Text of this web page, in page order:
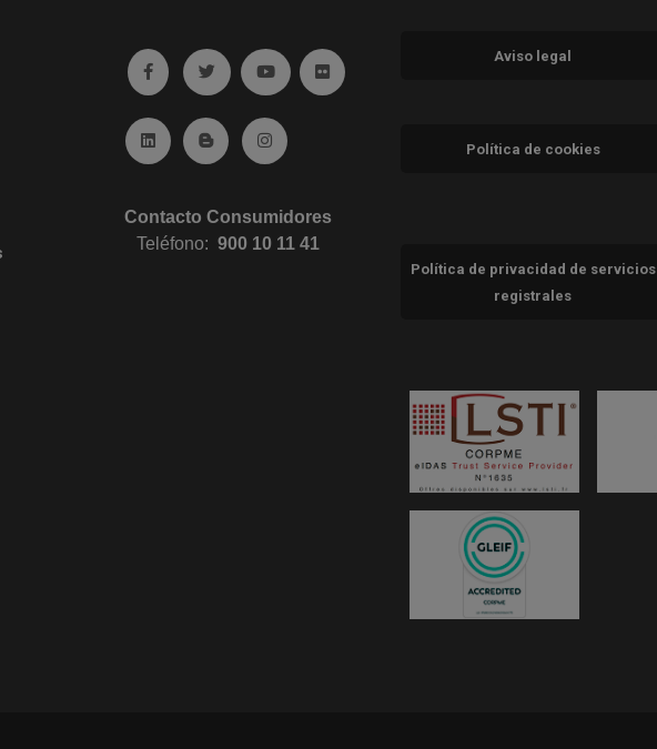
Ir a facebook (abre en ventana nueva)
Ir a twitter (abre en ventana nueva)
Ir a YouTube (abre en ventana nueva)
Ir a Flickr (abre en ventana nueva)
Ir a Linkedin (abre en ventana nueva)
Ir al Blog (abre en ventana nueva)
Ir a Instagram (abre en ventana nueva)
Contacto Consumidores
Teléfono:900 10 11 41
Aviso legal
Política de cookies
Política de privacidad de servicios
registrales